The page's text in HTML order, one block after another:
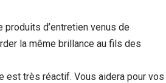
d’entretien venus de
la même brillance au fils des
est très réactif. Vous aidera pour vos